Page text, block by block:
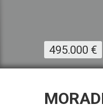
495.000 €